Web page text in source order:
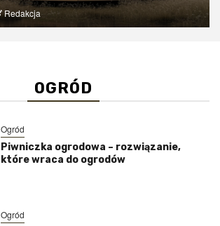
Redakcja
OGRÓD
Ogród
Piwniczka ogrodowa – rozwiązanie,
które wraca do ogrodów
Ogród